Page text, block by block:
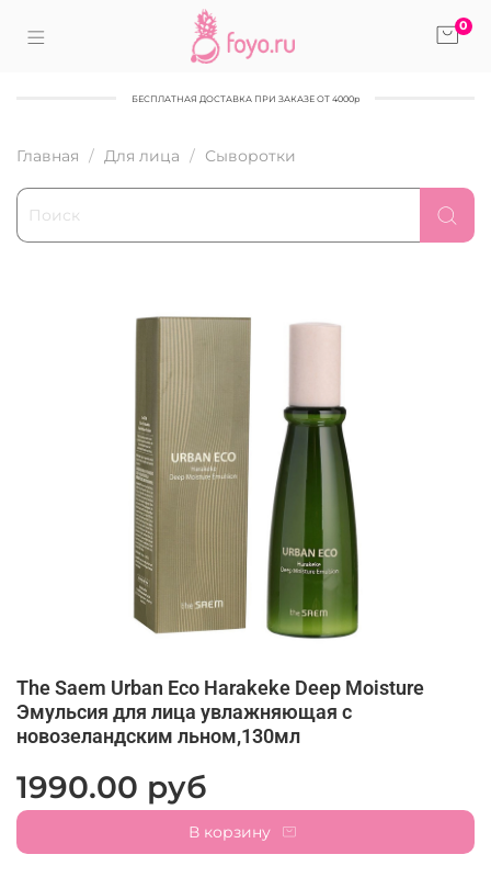
0
БЕСПЛАТНАЯ ДОСТАВКА ПРИ ЗАКАЗЕ ОТ 4000р
Главная Для лица Сыворотки
The Saem Urban Eco Harakeke Deep Moisture
Эмульсия для лица увлажняющая с
новозеландским льном,130мл
1990.00 руб
В корзину